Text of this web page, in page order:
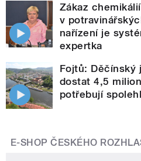
Zákaz
v
nařízení je
expertka
Fojtů: Děčínský
dostat 4,5
potřebují
E-SHOP ČESKÉHO